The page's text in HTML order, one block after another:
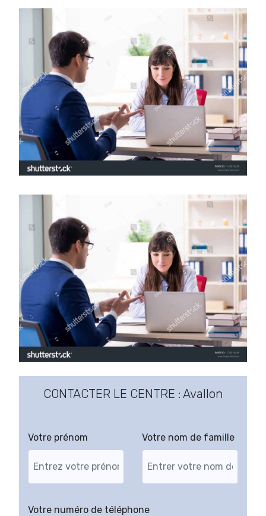
CONTACTER LE CENTRE : Avallon
Votre prénom Votre nom de famille
Votre numéro de téléphone